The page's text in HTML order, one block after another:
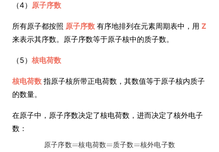
（4） 原子序数
所有原子都按照 原子序数 有序地排列在元素周期表中，用 Z
来表示其序数。原子序数等于原子核中的质子数。
（5） 核电荷数
核电荷数 指原子核所带正电荷数，其数值等于原子核内质子
的数量。
在原子中，原子序数决定了核电荷数，进而决定了核外电子
数：
原子序数 核电荷数 质子数 核外电子数